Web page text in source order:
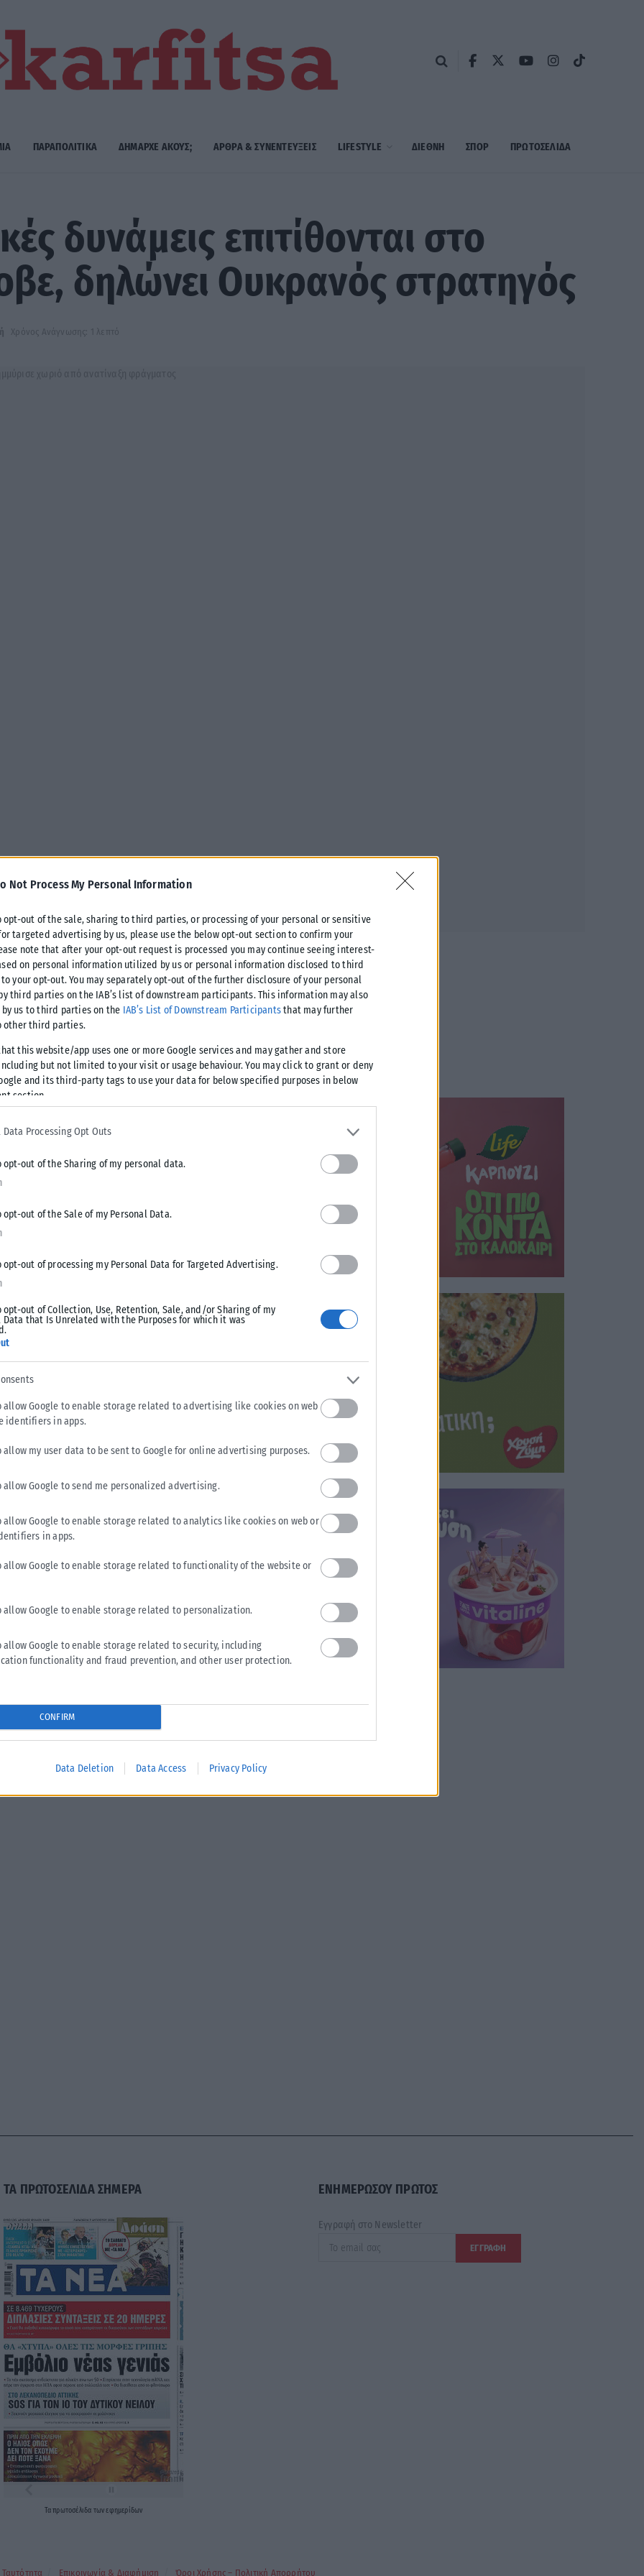
Not Process My Personal Information
opt-out of the sale, sharing to third parties, or processing of your personal or sensitive
targeted advertising by us, please use the below opt-out section to confirm your
note that after your opt-out request is processed you may continue seeing interest-
on personal information utilized by us or personal information disclosed to third
your opt-out. You may separately opt-out of the further disclosure of your personal
third parties on the IAB’s list of downstream participants. This information may also
by us to third parties on the IAB’s List of Downstream Participantsthat may further
other third parties.
this website/app uses one or more Google services and may gather and store
but not limited to your visit or usage behaviour. You may click to grant or deny
and its third-party tags to use your data for below specified purposes in below
section.
Data Processing Opt Outs
opt-out of the Sharing of my personal data.
opt-out of the Sale of my Personal Data.
opt-out of processing my Personal Data for Targeted Advertising.
opt-out of Collection, Use, Retention, Sale, and/or Sharing of my
Data that Is Unrelated with the Purposes for which it was
allow Google to enable storage related to advertising like cookies on web
identifiers in apps.
allow my user data to be sent to Google for online advertising purposes.
allow Google to send me personalized advertising.
allow Google to enable storage related to analytics like cookies on web or
in apps.
allow Google to enable storage related to functionality of the website or
allow Google to enable storage related to personalization.
allow Google to enable storage related to security, including
functionality and fraud prevention, and other user protection.
CONFIRM
Data Deletion Data Access Privacy Policy
ΠΑΡΑΠΟΛΙΤΙΚΑ ΔΗΜΑΡΧE ΑΚΟΥΣ; ΑΡΘΡΑ & ΣΥΝΕΝΤΕΥΞΕΙΣ LIFESTYLE ΔΙΕΘΝΗ ΣΠΟΡ ΠΡΩΤΟΣΈΛΙΔΑ
δυνάμεις επιτίθονται στο
δηλώνει Ουκρανός στρατηγός
Χρόνος Ανάγνωσης: 1 λεπτό
Μπερέστοβε στην ανατολική Ουκρανία που βρίσκεται
της επαρχίας Λουχάνσκ με την υπόλοιπη Ουκρανία,
μιας από τις δύο ουκρανικές επαρχίες που
ρωσικές δυνάμεις προσπαθούν επίσης να επιτεθούν στην
στρατηγός Γκρόμοφ σε συνέντευξη Τύπου.
λόγω καταγγελιών για σεξουαλική παρενόχληση
έναν σημαντικό κινηματογραφικό ρόλο λόγω κατηγοριών για
σεξουαλική παρενόχληση που διατυπώνονται...
ΤΑ ΠΡΩΤΟΣΕΛΙΔΑ ΣΗΜΕΡΑ
Ταπρωτοσέλιδα τωνεφημερίδων
ΕΝΗΜΕΡΩΣΟΥ ΠΡΩΤΟΣ
Εγγραφή στο Newsletter
Ταυτότητα Επικοινωνία & Διαφήμιση Όροι Χρήσης – Πολιτική Απορρήτου